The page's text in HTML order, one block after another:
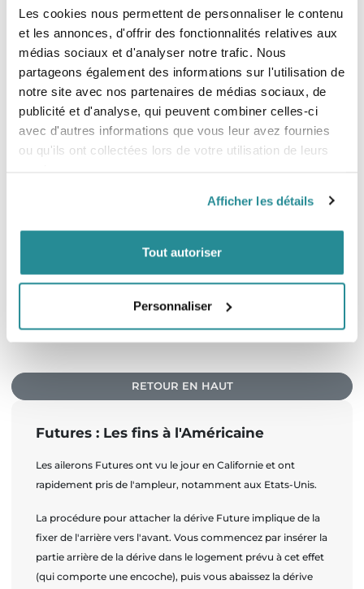
Les cookies nous permettent de personnaliser le contenu
et les annonces, d'offrir des fonctionnalités relatives aux
médias sociaux et d'analyser notre trafic. Nous
partageons également des informations sur l'utilisation de
notre site avec nos partenaires de médias sociaux, de
publicité et d'analyse, qui peuvent combiner celles-ci
avec d'autres informations que vous leur avez fournies
ou qu'ils ont collectées lors de votre utilisation de leurs
Afficher les détails
Tout autoriser
Personnaliser
Ailerons Future 5-fins - F4 ALPHA
series Carbon red 5-fins Set
Ailerons Thruster Futures - FAM2
ALPHA series Carbon
Aileron Futures Thruster - FAM3 Al
Aileron Futures - Pyzel Padillac
RETOUR EN HAUT
Futures : Les fins à l'Américaine
Les ailerons Futures ont vu le jour en Californie et ont
rapidement pris de l'ampleur, notamment aux Etats-Unis.
La procédure pour attacher la dérive Future implique de la
fixer de l'arrière vers l'avant. Vous commencez par insérer la
partie arrière de la dérive dans le logement prévu à cet effet
(qui comporte une encoche), puis vous abaissez la dérive